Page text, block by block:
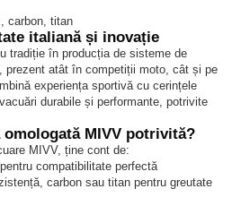
carbon, titan
italiană și inovație
tradiție în producția de sisteme de
prezent atât în competiții moto, cât și pe
experiența sportivă cu cerințele
durabile și performante, potrivite
omologată MIVV potrivită?
MIVV, ține cont de:
compatibilitate perfectă
carbon sau titan pentru greutate